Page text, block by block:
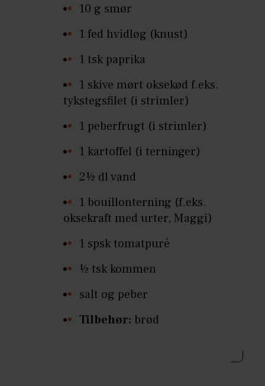
10 g smør
1 fed hvidløg (knust)
1 tsk paprika
1 skive mørt oksekød f.eks.
tykstegsfilet (i strimler)
1 peberfrugt (i strimler)
1 kartoffel (i terninger)
2½ dl vand
1 bouillonterning (f.eks.
oksekraft med urter, Maggi)
1 spsk tomatpuré
½ tsk kommen
salt og peber
Tilbehør: brød